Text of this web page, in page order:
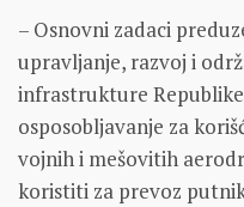
– Osnovni zadaci
upravljanje, razvoj i
infrastrukture Republike
osposobljavanje za
vojnih i mešovitih
koristiti za prevoz